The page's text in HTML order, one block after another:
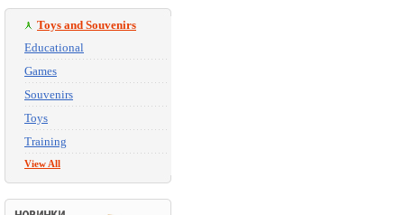
Toys and Souvenirs
Educational
Games
Souvenirs
Toys
Training
View All